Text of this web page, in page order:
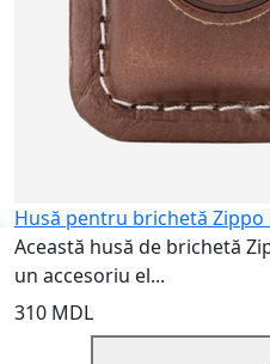
Husă pentru brichetă Zippo
Această husă de brichetă
un accesoriu el...
310 MDL